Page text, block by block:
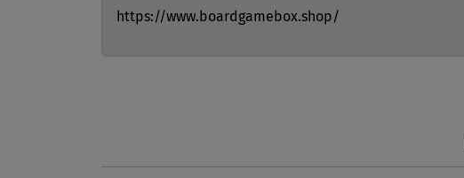
https://www.boardgamebox.shop/